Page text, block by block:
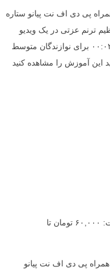
پی دی اف نت پیانو ستاره
ترنم عزتی در یک ویدیو
آموزشی با فرمت MP4 و زمان تقریبی ۰۰:۰۲:۲۲ برای نوازندگان متوسط
این آموزش را مشاهده کنید
محدوده قیمت: ۶۰,۰۰۰ تومان تا
پی دی اف نت پیانو